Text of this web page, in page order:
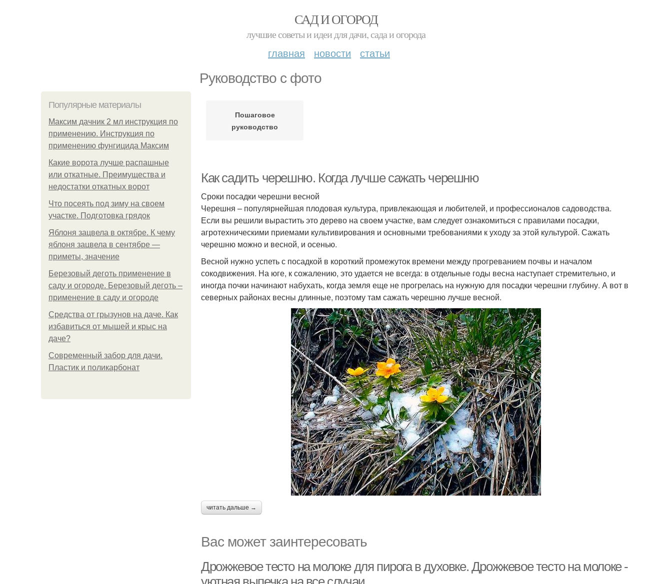
САД И ОГОРОД
лучшие советы и идеи для дачи, сада и огорода
главная новости статьи
Руководство с фото
Популярные материалы
Максим дачник 2 мл инструкция по
применению. Инструкция по
применению фунгицида Максим
Какие ворота лучше распашные
или откатные. Преимущества и
недостатки откатных ворот
Что посеять под зиму на своем
участке. Подготовка грядок
Яблоня зацвела в октябре. К чему
яблоня зацвела в сентябре —
приметы, значение
Березовый деготь применение в
саду и огороде. Березовый деготь –
применение в саду и огороде
Средства от грызунов на даче. Как
избавиться от мышей и крыс на
даче?
Современный забор для дачи.
Пластик и поликарбонат
Пошаговое
руководство
Как садить черешню. Когда лучше сажать черешню
Сроки посадки черешни весной
Черешня – популярнейшая плодовая культура, привлекающая и любителей, и профессионалов садоводства.
Если вы решили вырастить это дерево на своем участке, вам следует ознакомиться с правилами посадки,
агротехническими приемами культивирования и основными требованиями к уходу за этой культурой. Сажать
черешню можно и весной, и осенью.
Весной нужно успеть с посадкой в короткий промежуток времени между прогреванием почвы и началом
сокодвижения. На юге, к сожалению, это удается не всегда: в отдельные годы весна наступает стремительно, и
иногда почки начинают набухать, когда земля еще не прогрелась на нужную для посадки черешни глубину. А вот в
северных районах весны длинные, поэтому там сажать черешню лучше весной.
читать дальше →
Вас может заинтересовать
Дрожжевое тесто на молоке для пирога в духовке. Дрожжевое тесто на молоке -